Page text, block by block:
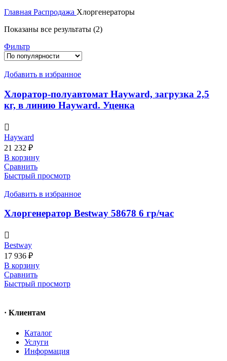
Главная Распродажа Хлоргенераторы
Показаны все результаты (2)Сортировка:
Фильтр
Добавить в избранное
Хлоратор-полуавтомат Hayward, загрузка 2,5
кг, в линию Hayward. Уценка
Hayward
21 232 ₽
В корзину
Сравнить
Быстрый просмотр
Добавить в избранное
Хлоргенератор Bestway 58678 6 гр/час
Bestway
17 936 ₽
В корзину
Сравнить
Быстрый просмотр
· Клиентам
Каталог
Услуги
Информация